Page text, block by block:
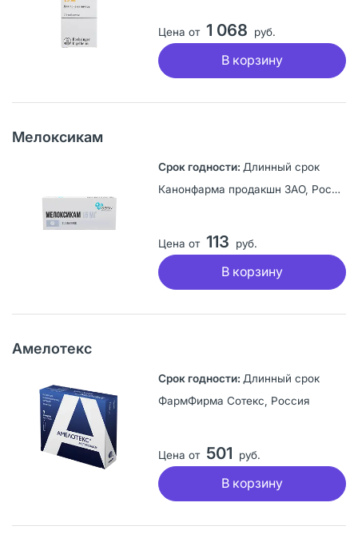
Цена от 1 068 руб.
В корзину
Мелоксикам
Длинный срок
Канонфарма продакшн ЗАО, Россия
Цена от 113 руб.
В корзину
Амелотекс
Длинный срок
ФармФирма Сотекс, Россия
Цена от 501 руб.
В корзину